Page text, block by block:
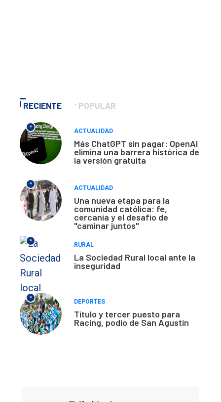
RECIENTE POPULAR
*
ACTUALIDAD
Más ChatGPT sin pagar: OpenAI
elimina una barrera histórica de
la versión gratuita
*
ACTUALIDAD
Una nueva etapa para la
comunidad católica: fe,
cercanía y el desafío de
"caminar juntos"
*
RURAL
La Sociedad Rural local ante la
inseguridad
*
DEPORTES
Título y tercer puesto para
Racing, podio de San Agustín